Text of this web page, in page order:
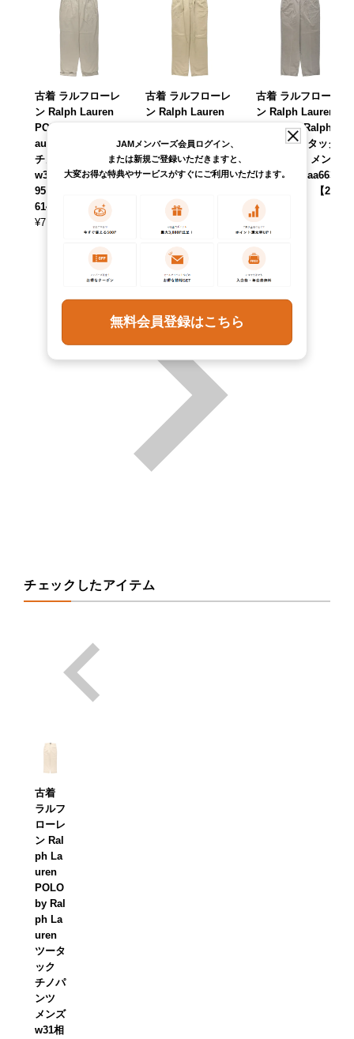
古着 ラルフローレ
ン Ralph Lauren
POLO by Ralph L
auren ツータック
チノパンツ メンズ
w36相当 /eaa6508
95 【中古】 【260
614】
¥7,590
古着 ラルフローレ
ン Ralph Lauren
auren ツータック
チノパンツ メンズ
w31相当 /eaa6441
513】
古着 ラルフローレ
ン Ralph Lauren
POLO by Ralph L
auren ツータック
チノパンツ メンズ
w34相当 /eaa6634
57 【中古】 【260
801】
チェックしたアイテム
古着
ラルフ
ローレ
ン Ral
ph La
uren
POLO
by Ral
ph La
uren
ツータ
ック
チノパ
ンツ
メンズ
w31相
JAMメンバーズ会員ログイン、
または新規ご登録いただきますと、
大変お得な特典やサービスがすぐにご利用いただけます。
無料会員登録はこちら